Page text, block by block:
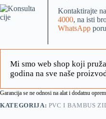
Kontaktirajte
4000, na isti
WhatsApp
Mi smo web shop koji
godina na sve naše
Garancija se ne odnosi na alat i dodatnu
KATEGORIJA: PVC I BAMBUS